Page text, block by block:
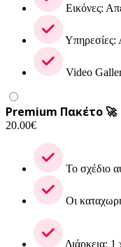
Εικόνες:
Υπηρεσίες:
Video
Premium Πακέτο 🚀
20.00€
Το σχέδιο
Οι
Διάρκεια: 1